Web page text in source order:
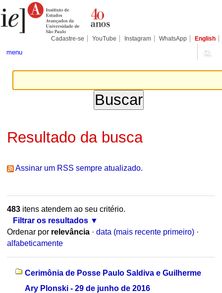
para
conteúdo.
Pessoais
Cadastre-se YouTube Instagram WhatsApp English
menu
Resultado da busca
Assinar um RSS sempre atualizado.
483itens atendem ao seu critério.
Filtrar os resultados
Ordenar por relevância · data (mais recente primeiro) ·
alfabeticamente
Cerimônia de Posse Paulo Saldiva e Guilherme
Ary Plonski - 29 de junho de 2016